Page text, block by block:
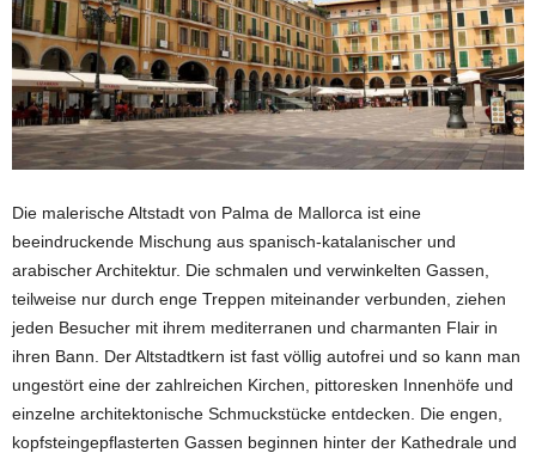
Die malerische Altstadt von Palma de Mallorca ist eine
beeindruckende Mischung aus spanisch-katalanischer und
arabischer Architektur. Die schmalen und verwinkelten Gassen,
teilweise nur durch enge Treppen miteinander verbunden, ziehen
jeden Besucher mit ihrem mediterranen und charmanten Flair in
ihren Bann. Der Altstadtkern ist fast völlig autofrei und so kann man
ungestört eine der zahlreichen Kirchen, pittoresken Innenhöfe und
einzelne architektonische Schmuckstücke entdecken. Die engen,
kopfsteingepflasterten Gassen beginnen hinter der Kathedrale und